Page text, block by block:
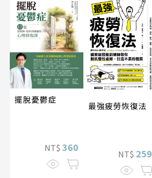
擺脫憂鬱症
NT$ 360
最強疲勞恢復法
NT$ 259